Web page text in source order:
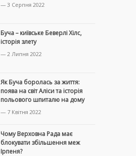
— 3 Серпня 2022
Буча – київське Беверлі Хілс,
історія злету
— 2 Липня 2022
Як Буча боролась за життя:
поява на світ Аліси та історія
польового шпиталю на дому
— 7 Квітня 2022
Чому Верховна Рада має
блокувати збільшення меж
Ірпеня?